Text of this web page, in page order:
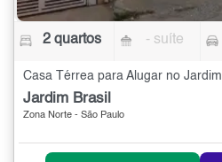
2 quartos - suíte
Casa Térrea para Alugar no
Jardim Brasil
Zona Norte - São Paulo